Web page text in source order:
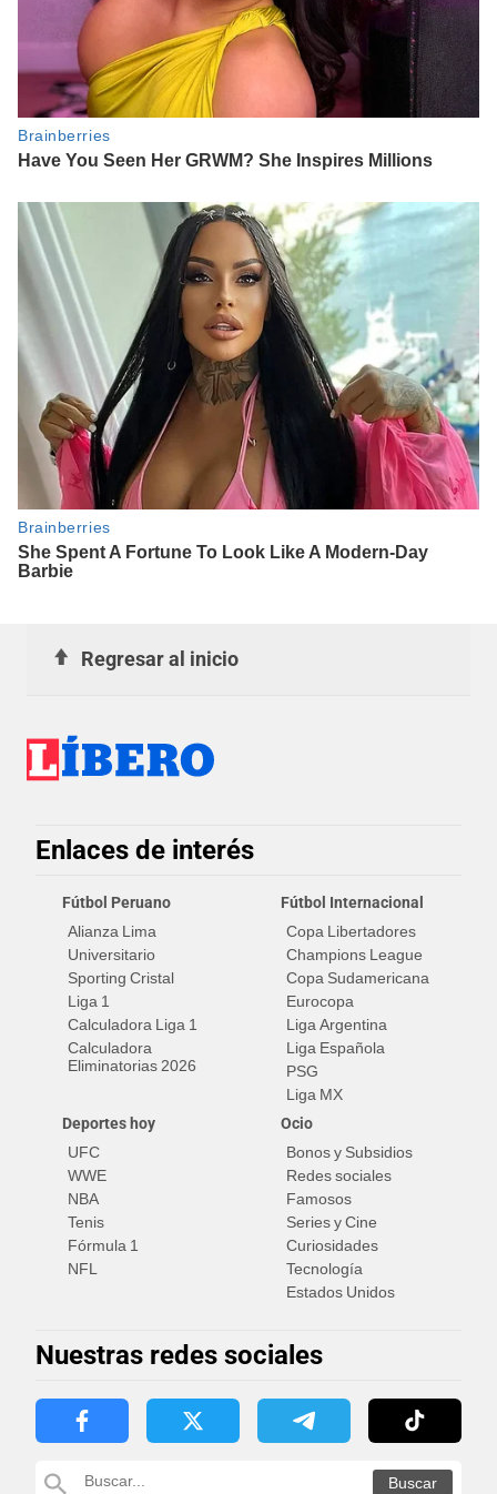
Regresar al inicio
Enlaces de interés
Fútbol Peruano
Alianza Lima
Universitario
Sporting Cristal
Liga 1
Calculadora Liga 1
Calculadora
Eliminatorias 2026
Fútbol Internacional
Copa Libertadores
Champions League
Copa Sudamericana
Eurocopa
Liga Argentina
Liga Española
PSG
Liga MX
Deportes hoy
UFC
WWE
NBA
Tenis
Fórmula 1
NFL
Ocio
Bonos y Subsidios
Redes sociales
Famosos
Series y Cine
Curiosidades
Tecnología
Estados Unidos
Nuestras redes sociales